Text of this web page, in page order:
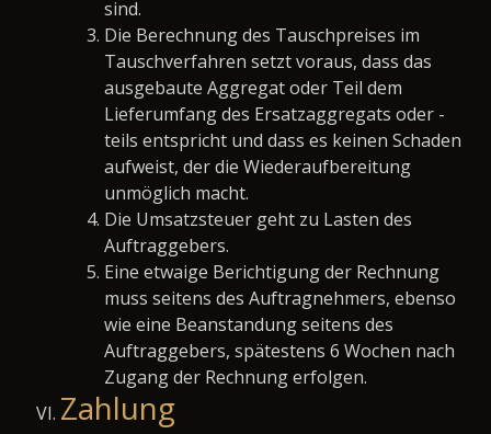
sind.
Die Berechnung des Tauschpreises im
Tauschverfahren setzt voraus, dass das
ausgebaute Aggregat oder Teil dem
Lieferumfang des Ersatzaggregats oder -
teils entspricht und dass es keinen Schaden
aufweist, der die Wiederaufbereitung
unmöglich macht.
Die Umsatzsteuer geht zu Lasten des
Auftraggebers.
Eine etwaige Berichtigung der Rechnung
muss seitens des Auftragnehmers, ebenso
wie eine Beanstandung seitens des
Auftraggebers, spätestens 6 Wochen nach
Zugang der Rechnung erfolgen.
Zahlung